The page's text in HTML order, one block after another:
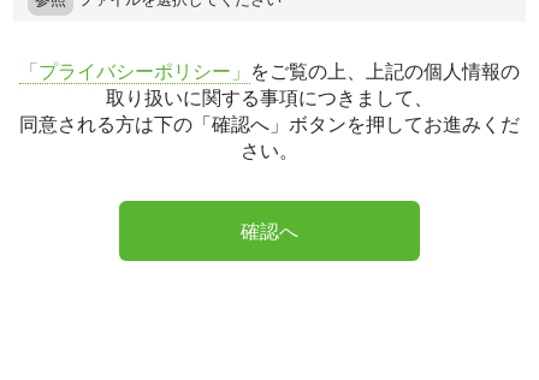
「プライバシーポリシー」 をご覧の上、上記の個人情報の
取り扱いに関する事項につきまして、
同意される方は下の「確認へ」ボタンを押してお進みくだ
さい。
確認へ